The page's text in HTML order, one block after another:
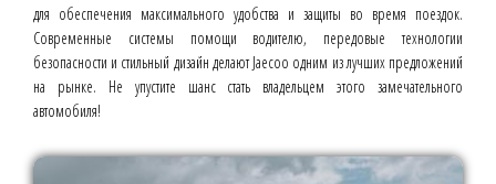
для обеспечения максимального удобства и защиты во время поездок.
Современные системы помощи водителю, передовые технологии
безопасности и стильный дизайн делают Jaecoo одним из лучших предложений
на рынке. Не упустите шанс стать владельцем этого замечательного
автомобиля!